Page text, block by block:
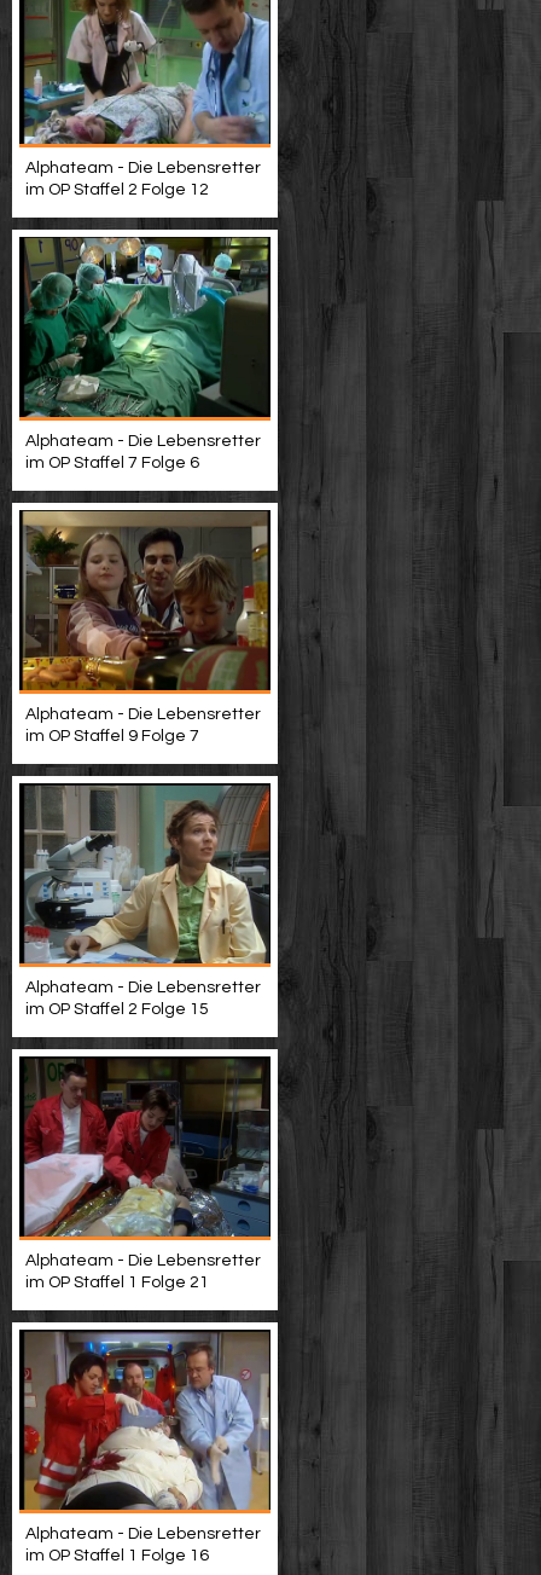
Alphateam - Die Lebensretter
im OP Staffel 2 Folge 12
Alphateam - Die Lebensretter
im OP Staffel 7 Folge 6
Alphateam - Die Lebensretter
im OP Staffel 9 Folge 7
Alphateam - Die Lebensretter
im OP Staffel 2 Folge 15
Alphateam - Die Lebensretter
im OP Staffel 1 Folge 21
Alphateam - Die Lebensretter
im OP Staffel 1 Folge 16